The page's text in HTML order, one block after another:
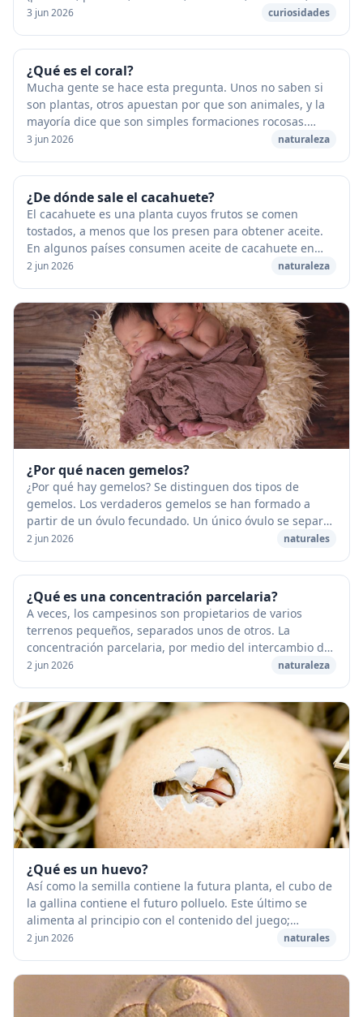
etcétera) reúne a los periodistas ...
3 jun 2026 curiosidades
¿Qué es el coral?
Mucha gente se hace esta pregunta. Unos no saben si
son plantas, otros apuestan por que son animales, y la
mayoría dice que son simples formaciones rocosas.
Vamos a intentar resolver estas dudas. [cap...
3 jun 2026 naturaleza
¿De dónde sale el cacahuete?
El cacahuete es una planta cuyos frutos se comen
tostados, a menos que los presen para obtener aceite.
En algunos países consumen aceite de cacahuete en
lugar de aceite de oliva. El cacahuete es una p...
2 jun 2026 naturaleza
¿Por qué nacen gemelos?
¿Por qué hay gemelos? Se distinguen dos tipos de
gemelos. Los verdaderos gemelos se han formado a
partir de un óvulo fecundado. Un único óvulo se separa
en dos. Siempre son del mismo sexo. Los falsos ...
2 jun 2026 naturales
¿Qué es una concentración parcelaria?
A veces, los campesinos son propietarios de varios
terrenos pequeños, separados unos de otros. La
concentración parcelaria, por medio del intercambio de
tierras, permite crear con varios de estos terr...
2 jun 2026 naturaleza
¿Qué es un huevo?
Así como la semilla contiene la futura planta, el cubo de
la gallina contiene el futuro polluelo. Este último se
alimenta al principio con el contenido del juego;
después, al hacerse más fuerte, rompe...
2 jun 2026 naturales